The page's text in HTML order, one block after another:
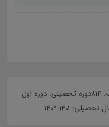
تاریخ ارسال 1401/04/06کد کتاب: 814دوره تحصیلی: دوره اول
1401-1402